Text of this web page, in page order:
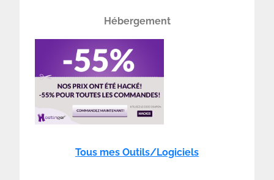
Hébergement
Tous mes Outils/Logiciels